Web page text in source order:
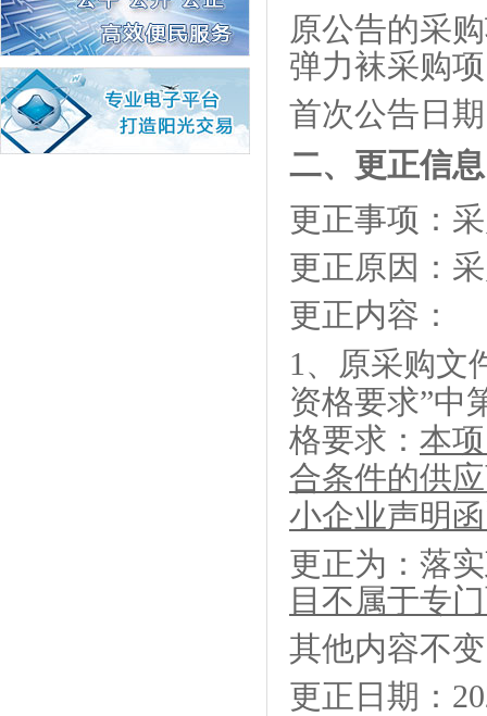
原公告的采
弹力袜采购
首次公告日
二、更正信息
更正事项：
更正原因：
更正内容：
1、原采购文
资格要求”中
格要求： 本
合条件的供
小企业声明
更正为： 落
目不属于专
其他内容不
更正日期：